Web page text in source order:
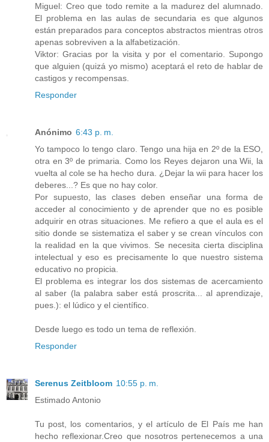
Miguel: Creo que todo remite a la madurez del alumnado.
El problema en las aulas de secundaria es que algunos
están preparados para conceptos abstractos mientras otros
apenas sobreviven a la alfabetización.
Viktor: Gracias por la visita y por el comentario. Supongo
que alguien (quizá yo mismo) aceptará el reto de hablar de
castigos y recompensas.
Responder
Anónimo 6:43 p. m.
Yo tampoco lo tengo claro. Tengo una hija en 2º de la ESO,
otra en 3º de primaria. Como los Reyes dejaron una Wii, la
vuelta al cole se ha hecho dura. ¿Dejar la wii para hacer los
deberes...? Es que no hay color.
Por supuesto, las clases deben enseñar una forma de
acceder al conocimiento y de aprender que no es posible
adquirir en otras situaciones. Me refiero a que el aula es el
sitio donde se sistematiza el saber y se crean vínculos con
la realidad en la que vivimos. Se necesita cierta disciplina
intelectual y eso es precisamente lo que nuestro sistema
educativo no propicia.
El problema es integrar los dos sistemas de acercamiento
al saber (la palabra saber está proscrita... al aprendizaje,
pues.): el lúdico y el científico.
Desde luego es todo un tema de reflexión.
Responder
Serenus Zeitbloom 10:55 p. m.
Estimado Antonio
Tu post, los comentarios, y el artículo de El País me han
hecho reflexionar.Creo que nosotros pertenecemos a una